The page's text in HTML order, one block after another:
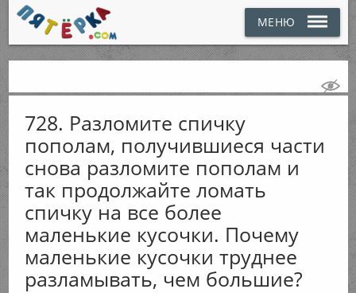
МЕНЮ
728. Разломите спичку
пополам, получившиеся части
снова разломите пополам и
так продолжайте ломать
спичку на все более
маленькие кусочки. Почему
маленькие кусочки труднее
разламывать, чем большие?